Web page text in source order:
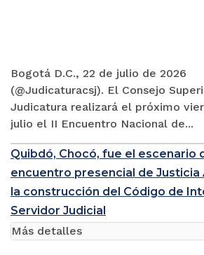
Bogotá D.C., 22 de julio de 2026
(@Judicaturacsj). El Consejo
Judicatura realizará el próximo
julio el II Encuentro Nacional de...
Quibdó, Chocó, fue el escenario
encuentro presencial de Justicia
la construcción del Código de
Servidor Judicial
Más detalles